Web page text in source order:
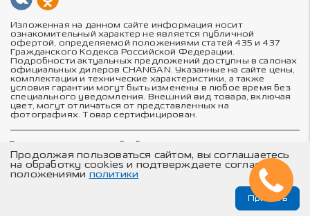
Изложенная на данном сайте информация носит
ознакомительный характер не является публичной
офертой, определяемой положениями статей 435 и 437
Гражданского Кодекса Российской Федерации.
Подробности актуальных предложений доступны в салонах
официальных дилеров CHANGAN. Указанные на сайте цены,
комплектации и технические характеристики, а также
условия гарантии могут быть изменены в любое время без
специального уведомления. Внешний вид товара, включая
цвет, могут отличаться от представленных на
фотографиях. Товар сертифицирован.
Политика в отношении обработки персональных данных
Политика конфиденциальности
Согласие на обработку персональных данных
Соглашение об использовании cookie-файлов
Продолжая пользоваться сайтом, вы соглашаетесь
на обработку cookies и подтверждаете согласие с
положениями политики
Принять